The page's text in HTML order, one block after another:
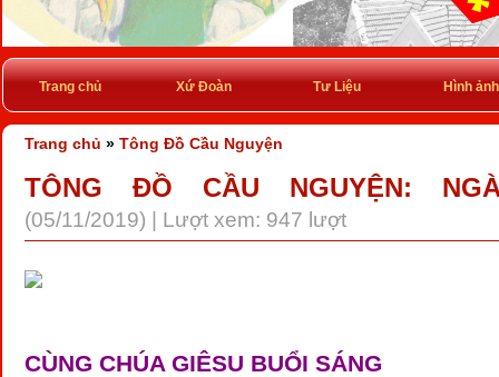
Trang chủ Xứ Đoàn Tư Liệu Hình ảnh
Trang chủ » Tông Đồ Cầu Nguyện
TÔNG ĐỒ CẦU NGUYỆN:
(05/11/2019) | Lượt xem: 947 lượt
CÙNG CHÚA GIÊSU BUỔI SÁNG